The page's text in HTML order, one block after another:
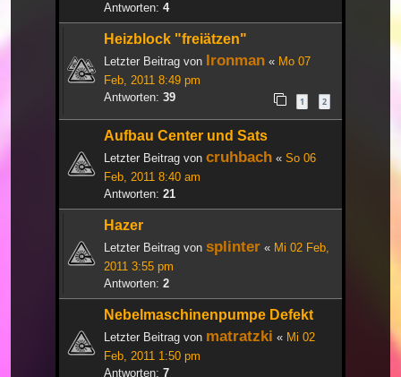
Antworten: 4
Heizblock "freiätzen"
Letzter Beitrag von Ironman « Mo 07
Feb, 2011 8:49 pm
Antworten: 39 1 2
Aufbau Center und Sats
Letzter Beitrag von cruhbach « So 06
Feb, 2011 8:40 am
Antworten: 21
Hazer
Letzter Beitrag von splinter « Mi 02 Feb,
2011 3:55 pm
Antworten: 2
Nebelmaschinenpumpe Defekt
Letzter Beitrag von matratzki « Mi 02
Feb, 2011 1:50 pm
Antworten: 7